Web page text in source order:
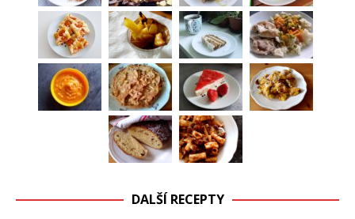
DALŠÍ RECEPTY